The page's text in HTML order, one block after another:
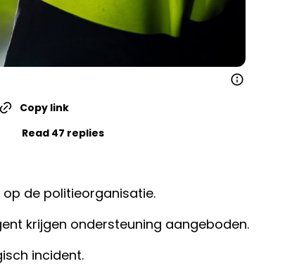
Copy link
Read 47 replies
de politieorganisatie.
krijgen ondersteuning aangeboden.
incident.